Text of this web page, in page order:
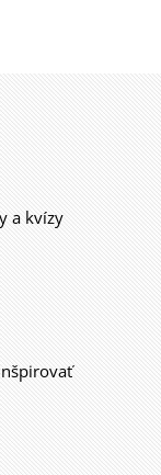
a kvízy